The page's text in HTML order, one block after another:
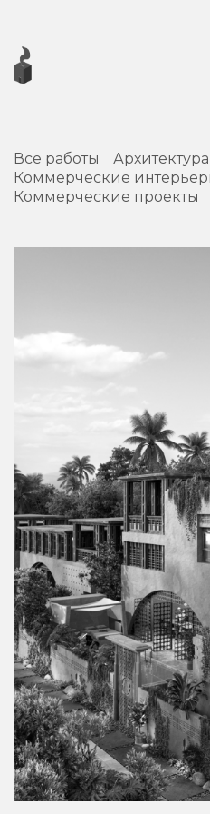
Все работы Архитектура
Коммерческие
Коммерческие проекты